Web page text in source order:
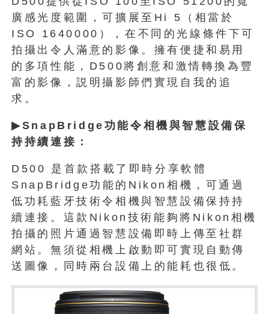
廣感光度範圍，可擴展至Hi 5（相當於
ISO 1640000），在不同的光線條件下可
拍攝出令人滿意的影像。擁有便捷和易用
的多項性能，D500將創意和激情轉換為豐
富的影像，説明攝影師們實現自我的追
求。
▶SnapBridge 功能令相機與智慧設備保
持持續連接：
D500 是首款搭載了即時分享軟體
SnapBridge功能的Nikon相機，可通過
低功耗藍牙技術令相機與智慧設備保持持
續連接。這款Nikon技術能夠將Nikon相機
拍攝的照片通過智慧設備即時上傳至社群
網站。無須從相機上啟動即可實現自動傳
送圖像，同時兩台設備上的能耗也很低。